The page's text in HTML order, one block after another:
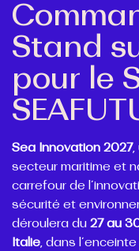
Stand
pour le
Sea Innovation 2027,
secteur maritime et
carrefour de
sécurité et
déroulera du 27 au
Italie, dans